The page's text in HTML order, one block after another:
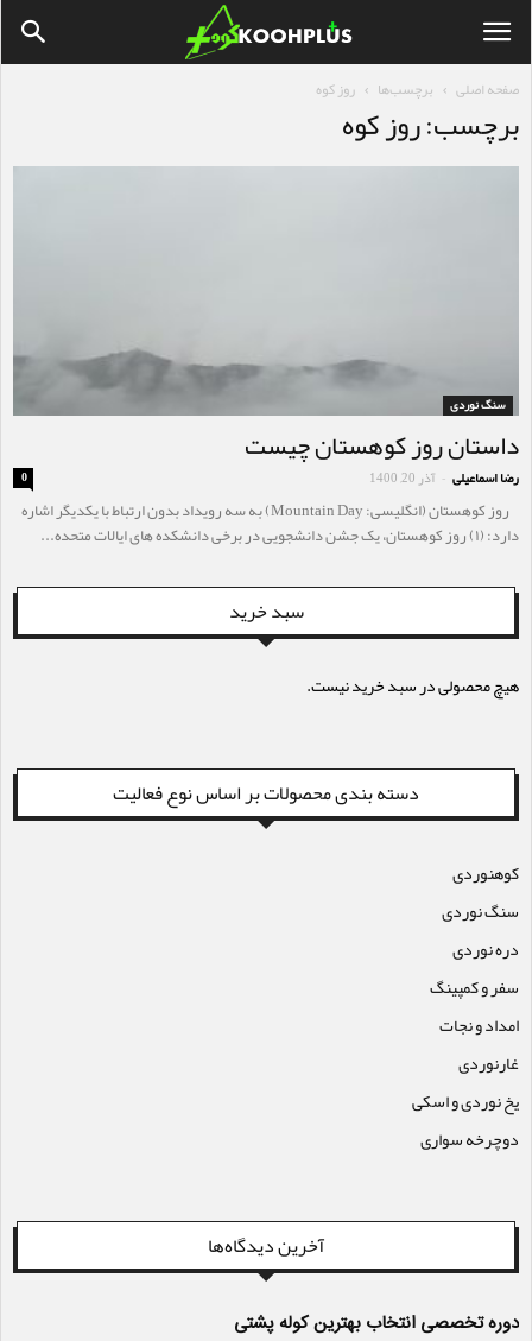
صفحه اصلی برچسب‌ها روز کوه
برچسب: روز کوه
سنگ نوردی
داستان روز کوهستان چیست
رضا اسماعیلی - آذر 20, 1400 0
روز کوهستان (انگلیسی: Mountain Day) به سه رویداد بدون ارتباط با یکدیگر اشاره
دارد: (۱) روز کوهستان، یک جشن دانشجویی در برخی دانشکده های ایالات متحده...
سبد خرید
هیچ محصولی در سبد خرید نیست.
دسته بندی محصولات بر اساس نوع فعالیت
کوهنوردی
سنگ نوردی
دره نوردی
سفر و کمپینگ
امداد و نجات
غارنوردی
یخ نوردی و اسکی
دوچرخه سواری
آخرین دیدگاه‌ها
دوره تخصصی انتخاب بهترین کوله پشتی